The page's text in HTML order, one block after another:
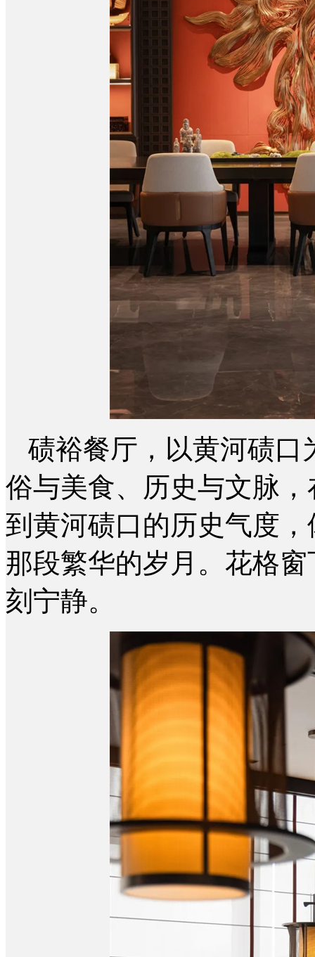
碛裕餐厅，以黄河碛口
俗与美食、历史与文脉
到黄河碛口的历史气度
那段繁华的岁月。 花格窗
刻宁静。